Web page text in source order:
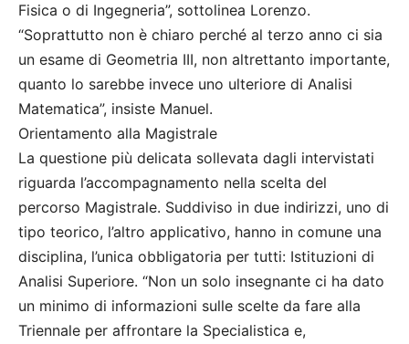
Fisica o di Ingegneria”, sottolinea Lorenzo.
“Soprattutto non è chiaro perché al terzo anno ci sia
un esame di Geometria III, non altrettanto importante,
quanto lo sarebbe invece uno ulteriore di Analisi
Matematica”, insiste Manuel.
Orientamento alla Magistrale
La questione più delicata sollevata dagli intervistati
riguarda l’accompagnamento nella scelta del
percorso Magistrale. Suddiviso in due indirizzi, uno di
tipo teorico, l’altro applicativo, hanno in comune una
disciplina, l’unica obbligatoria per tutti: Istituzioni di
Analisi Superiore. “Non un solo insegnante ci ha dato
un minimo di informazioni sulle scelte da fare alla
Triennale per affrontare la Specialistica e,